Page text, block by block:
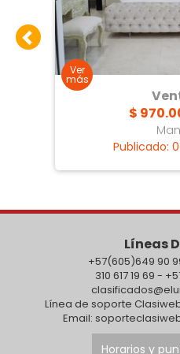
$
Publicado:
Líneas
+57(605)649 90
310 617 19 69 -
Línea de soporte
Email:
Horarios y